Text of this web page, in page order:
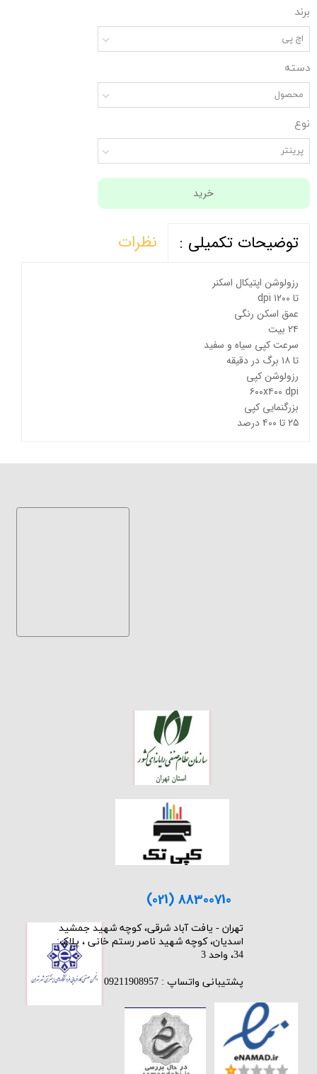
برند
اچ پی
دسته
محصول
نوع
پرینتر
خرید
توضیحات تکمیلی : نظرات
رزولوشن اپتیکال اسکنر
تا ۱۲۰۰ dpi
عمق اسکن رنگی
۲۴ بیت
سرعت کپی سیاه و سفید
تا ۱۸ برگ در دقیقه
رزولوشن کپی
۶۰۰x۴۰۰ dpi
بزرگنمایی کپی
۲۵ تا ۴۰۰ درصد
(021) 88300710
​تهران - یافت آباد شرقی، کوچه شهید جمشید
اسدیان، کوچه شهید ناصر رستم خانی ، پلاک:
34، واحد 3
پشتیبانی واتساپ : 09211908957